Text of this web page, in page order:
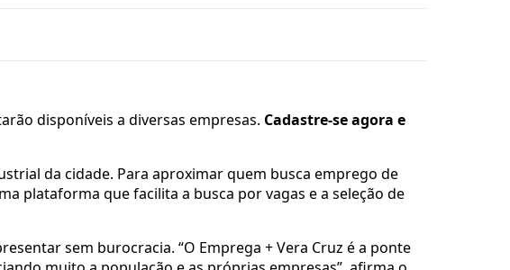
disponíveis a diversas empresas. Cadastre-se agora e
da cidade. Para aproximar quem busca emprego de
plataforma que facilita a busca por vagas e a seleção de
sem burocracia. “O Emprega + Vera Cruz é a ponte